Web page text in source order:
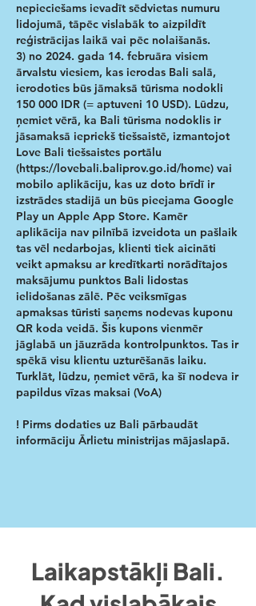
nepieciešams ievadīt sēdvietas numuru
lidojumā, tāpēc vislabāk to aizpildīt
reģistrācijas laikā vai pēc nolaišanās.
3) no 2024. gada 14. februāra visiem
ārvalstu viesiem, kas ierodas Bali salā,
ierodoties būs jāmaksā tūrisma nodokli
150 000 IDR (= aptuveni 10 USD). Lūdzu,
ņemiet vērā, ka Bali tūrisma nodoklis ir
jāsamaksā iepriekš tiešsaistē, izmantojot
Love Bali tiešsaistes portālu
(https://lovebali.baliprov.go.id/home) vai
mobilo aplikāciju, kas uz doto brīdī ir
izstrādes stadijā un būs pieejama Google
Play un Apple App Store. Kamēr
aplikācija nav pilnībā izveidota un pašlaik
tas vēl nedarbojas, klienti tiek aicināti
veikt apmaksu ar kredītkarti norādītajos
maksājumu punktos Bali lidostas
ielidošanas zālē. Pēc veiksmīgas
apmaksas tūristi saņems nodevas kuponu
QR koda veidā. Šis kupons vienmēr
jāglabā un jāuzrāda kontrolpunktos. Tas ir
spēkā visu klientu uzturēšanās laiku.
Turklāt, lūdzu, ņemiet vērā, ka šī nodeva ir
papildus vīzas maksai (VoA)
! Pirms dodaties uz Bali pārbaudāt
informāciju Ārlietu ministrijas mājaslapā.
Laikapstākļi Bali.